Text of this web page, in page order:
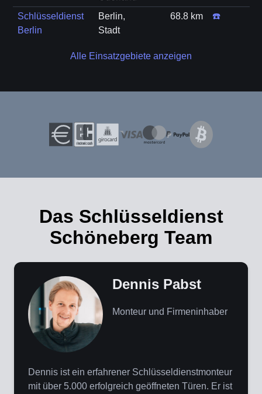
Schlüsseldienst
Berlin
Berlin,
Stadt
68.8 km ☎️
Alle Einsatzgebiete anzeigen
Das Schlüsseldienst
Schöneberg Team
Dennis Pabst
Monteur und Firmeninhaber
Dennis ist ein erfahrener Schlüsseldienstmonteur
mit über 5.000 erfolgreich geöffneten Türen. Er ist